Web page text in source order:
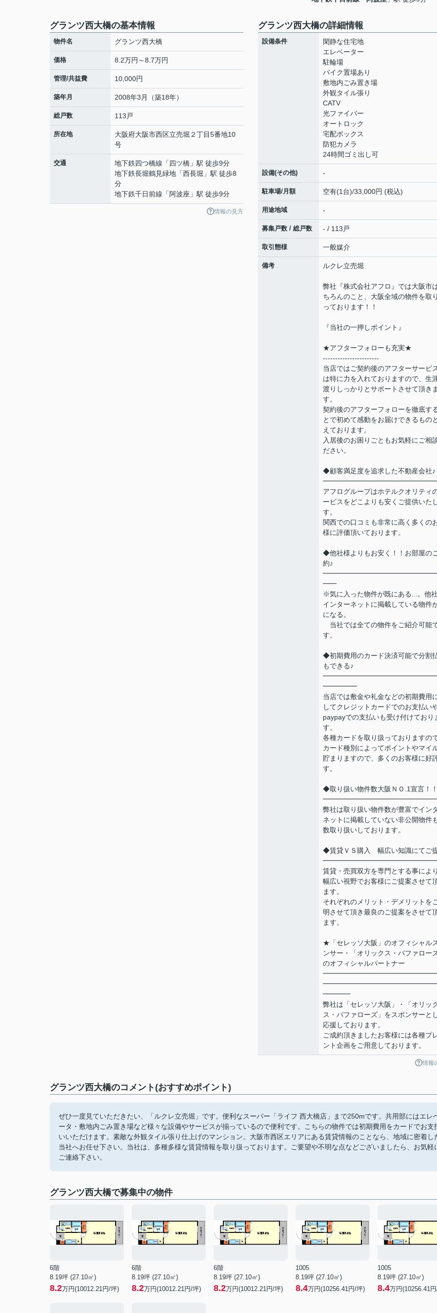
グランツ西大橋の基本情報
物件名 グランツ西大橋
価格 8.2万円～8.7万円
管理/共益費 10,000円
築年月 2008年3月（築18年）
総戸数 113戸
所在地 大阪府大阪市西区立売堀 ２丁目5番地10
号
交通 地下鉄四つ橋線 「四ツ橋 」駅 徒歩9分
地下鉄長堀鶴見緑地 「西長堀 」駅 徒歩8
分
地下鉄千日前線 「 阿波座 」駅 徒歩9分
情報の見方
グランツ西大橋の詳細情報
設備条件
閑静な住宅地
エレベーター
駐輪場
バイク置場あり
敷地内ごみ置き場
外観タイル張り
CATV
光ファイバー
オートロック
宅配ボックス
防犯カメラ
24時間ゴミ出し可
設備(その他) -
駐車場/月額 空有(1台)/33,000円 (税込)
用途地域 -
募集戸数 / 総戸数 - / 113戸
取引態様 一般媒介
備考 ルクレ立売堀
弊社『株式会社アフロ』では大阪市
ちろんのこと、大阪全域の物件を取
っております！！
『当社の一押しポイント』
★アフターフォローも充実★
-----------------------
当店ではご契約後のアフターサービ
は特に力を入れておりますので、生
渡りしっかりとサポートさせて頂きま
す。
契約後のアフターフォローを徹底す
とで初めて感動をお届けできるもの
えております。
入居後のお困りごともお気軽にご相
ださい。
◆顧客満足度を追求した不動産会社♪
アフログループはホテルクオリティ
ービスをどこよりも安くご提供いた
す。
関西での口コミも非常に高く多くの
様に評価頂いております。
◆他社様よりもお安く！！お部屋の
約♪
━━
※気に入った物件が既にある...。他
インターネットに掲載している物件
になる。
当社では全ての物件をご紹介可能
す。
◆初期費用のカード決済可能で分割
もできる♪
━━━━━
当店では敷金や礼金などの初期費用
してクレジットカードでのお支払い
paypayでの支払いも受け付けており
す。
各種カードを取り扱っておりますので
カード種別によってポイントやマイ
貯まりますので、多くのお客様に好
す。
◆取り扱い物件数大阪ＮＯ.1宣言！！
弊社は取り扱い物件数が豊富でイン
ネットに掲載していない非公開物件
数取り扱いしております。
◆賃貸ＶＳ購入 幅広い知識にてご
賃貸・売買双方を専門とする事により
幅広い視野でお客様にご提案させて
ます。
それぞれのメリット・デメリットを
明させて頂き最良のご提案をさせて
ます。
★「セレッソ大阪」のオフィシャル
ンサー・「オリックス・バファローズ
のオフィシャルパートナー
━━━━
弊社は「セレッソ大阪」・「オリッ
ス・バファローズ」をスポンサーと
応援しております。
ご成約頂きましたお客様には各種プ
ント企画をご用意しております。
情報
グランツ西大橋のコメント(おすすめポイント)
ぜひ一度見ていただきたい、「ルクレ立売堀」です。便利なスーパー「ライフ 西大橋店」まで250mです。共用部にはエレ
ータ・敷地内ごみ置き場など様々な設備やサービスが揃っているので便利です。こちらの物件では初期費用をカードでお支
いいただけます。素敵な外観タイル張り仕上げのマンション。大阪市西区エリアにある賃貸情報のことなら、地域に密着し
当社へお任せ下さい。当社は、多種多様な賃貸情報を取り扱っております。ご要望や不明な点などございましたら、お気軽
ご連絡下さい。
グランツ西大橋で募集中の物件
6階
8.19坪 (27.10㎡)
8.2万円(10012.21円/坪)
6階
8.19坪 (27.10㎡)
8.2万円(10012.21円/坪)
6階
8.19坪 (27.10㎡)
8.2万円(10012.21円/坪)
1005
8.19坪 (27.10㎡)
8.4万円(10256.41円/坪)
1005
8.19坪 (27.10㎡)
8.4万円(10256.41